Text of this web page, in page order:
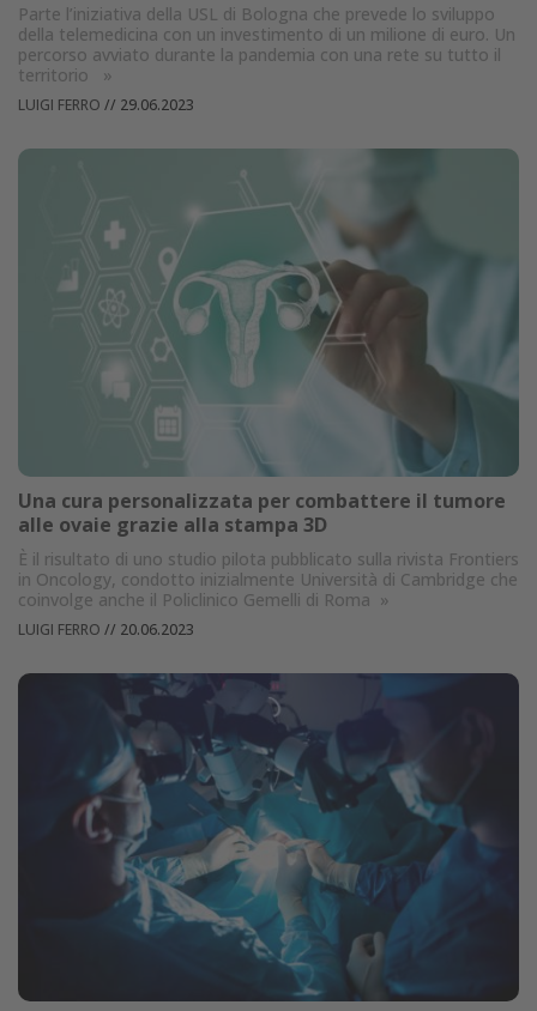
Parte l’iniziativa della USL di Bologna che prevede lo sviluppo
della telemedicina con un investimento di un milione di euro. Un
percorso avviato durante la pandemia con una rete su tutto il
territorio
»
LUIGI FERRO // 29.06.2023
Una cura personalizzata per combattere il tumore
alle ovaie grazie alla stampa 3D
È il risultato di uno studio pilota pubblicato sulla rivista Frontiers
in Oncology, condotto inizialmente Università di Cambridge che
coinvolge anche il Policlinico Gemelli di Roma »
LUIGI FERRO // 20.06.2023